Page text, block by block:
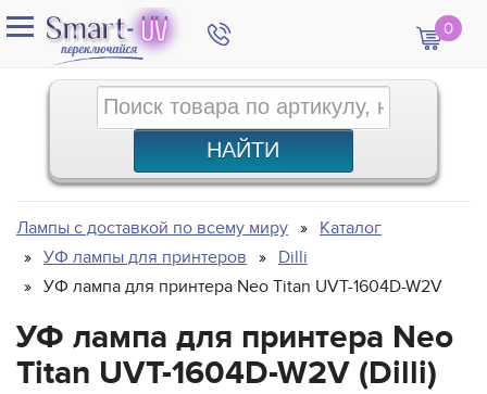
0
Лампы с доставкой по всему миру
Каталог
УФ лампы для принтеров
Dilli
УФ лампа для принтера Neo Titan UVT-1604D-W2V
УФ лампа для принтера Neo
Titan UVT-1604D-W2V (Dilli)